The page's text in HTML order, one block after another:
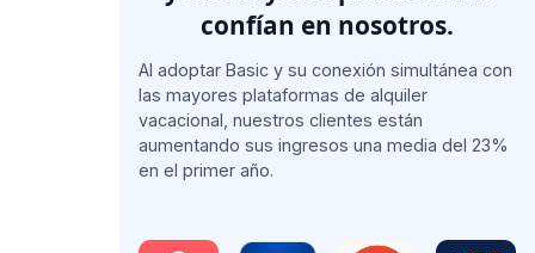
confían en nosotros.
Al adoptar Basic y su conexión simultánea con
las mayores plataformas de alquiler
vacacional, nuestros clientes están
aumentando sus ingresos una media del 23%
en el primer año.